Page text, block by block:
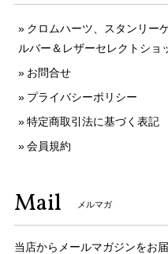
クロムハーツ、スタンリー
ルバー＆レザーセレクトショ
お問合せ
プライバシーポリシー
特定商取引法に基づく表記
会員規約
Mail メルマガ
当店からメールマガジンをお